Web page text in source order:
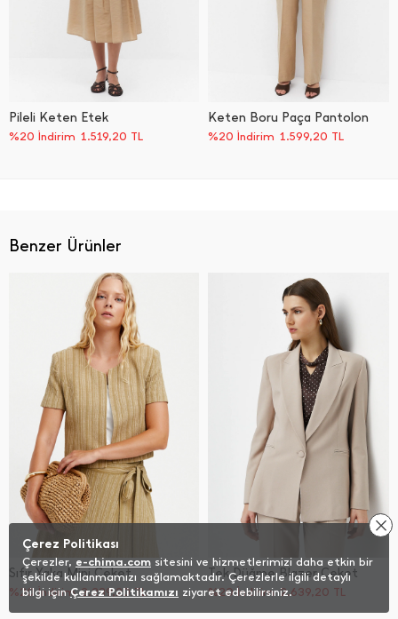
Benzer Ürünler
Sıfır Yaka Mini Ceket
%20 İndirim 2.239,20TL
Tek Düğme Blazer Ceket
%20 İndirim 2.639,20 TL
Pileli Keten Etek
%20 İndirim 1.519,20 TL
Keten Boru Paça Pantolon
%20 İndirim 1.599,20 TL
Çerez Politikası
Çerezler, e-chima.com sitesini ve hizmetlerimizi daha etkin bir
şekilde kullanmamızı sağlamaktadır. Çerezlerle ilgili detaylı
bilgi içinÇerez Politikamızı ziyaret edebilirsiniz.